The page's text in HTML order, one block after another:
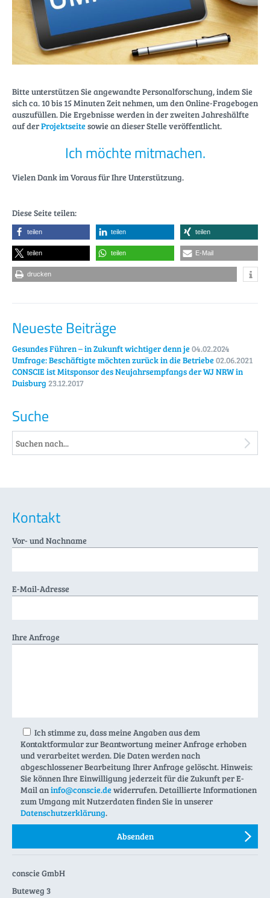
Bitte unterstützen Sie angewandte Personalforschung, indem Sie
sich ca. 10 bis 15 Minuten Zeit nehmen, um den Online-Fragebogen
auszufüllen. Die Ergebnisse werden in der zweiten Jahreshälfte
auf derProjektseitesowie an dieser Stelle veröffentlicht.
Ich möchte mitmachen.
Vielen Dank im Voraus für Ihre Unterstützung.
Diese Seite teilen:
teilen teilen teilen
teilen teilen E-Mail
drucken
Neueste Beiträge
Gesundes Führen – in Zukunft wichtiger denn je04.02.2024
Umfrage: Beschäftigte möchten zurück in die Betriebe02.06.2021
CONSCIE ist Mitsponsor des Neujahrsempfangs der WJ NRW in
Duisburg 23.12.2017
Suche
Kontakt
Vor- und Nachname
E-Mail-Adresse
Ihre Anfrage
Ich stimme zu, dass meine Angaben aus dem
Kontaktformular zur Beantwortung meiner Anfrage erhoben
und verarbeitet werden. Die Daten werden nach
abgeschlossener Bearbeitung Ihrer Anfrage gelöscht. Hinweis:
Sie können Ihre Einwilligung jederzeit für die Zukunft per E-
Mail aninfo@conscie.dewiderrufen. Detaillierte Informationen
zum Umgang mit Nutzerdaten finden Sie in unserer
Datenschutzerklärung.
conscie GmbH
Buteweg 3